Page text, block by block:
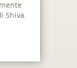
Shiva.